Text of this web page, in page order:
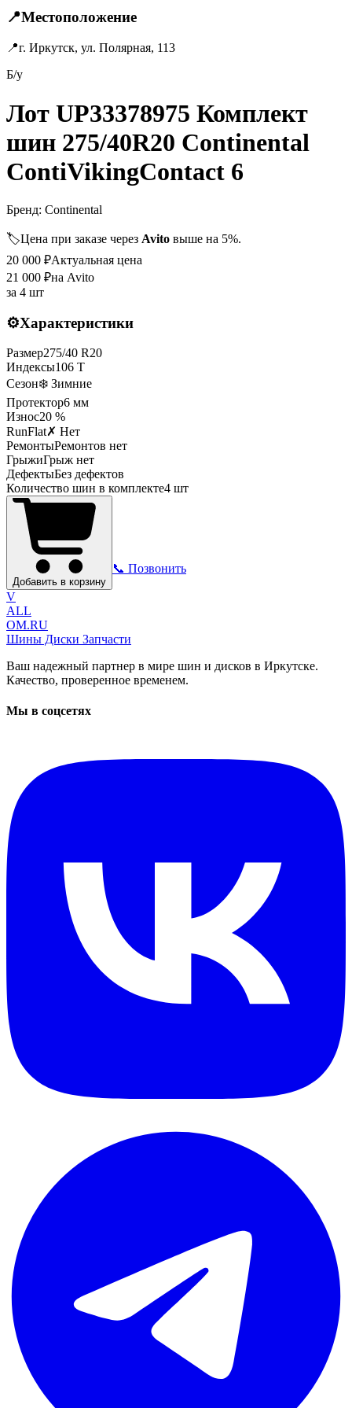
📍Местоположение
📍г. Иркутск, ул. Полярная, 113
Б/у
Лот UP33378975 Комплект
шин 275/40R20 Continental
ContiVikingContact 6
Бренд: Continental
🏷️Цена при заказе через Avito выше на 5%.
20 000 ₽Актуальная цена
21 000 ₽на Avito
за 4 шт
⚙️Характеристики
Размер275/40 R20
Индексы106 T
Сезон❄️ Зимние
Протектор6 мм
Износ20 %
RunFlat✗ Нет
РемонтыРемонтов нет
ГрыжиГрыж нет
ДефектыБез дефектов
Количество шин в комплекте4 шт
Добавить в корзину
📞 Позвонить
V
ALL
OM.RU
Шины Диски Запчасти
Ваш надежный партнер в мире шин и дисков в Иркутске.
Качество, проверенное временем.
Мы в соцсетях